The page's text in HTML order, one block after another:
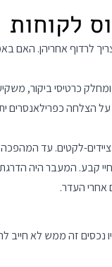
לרדוף אחריהן. האם
כרטיסי ביקור, משקיע
הצלחה כפרילאנסרים
לקטים. עד
עברו לחיי קבע. המעבר היה
אחרי העדר.
זה ממש לא חייב